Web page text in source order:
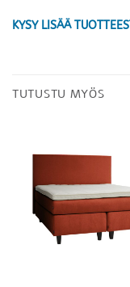
KYSY LISÄÄ
TUTUSTU MYÖS